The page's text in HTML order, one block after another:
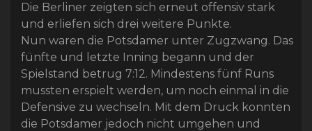
Die Berliner zeigten sich erneut offensiv stark
und erliefen sich drei weitere Punkte.
Nun waren die Potsdamer unter Zugzwang. Das
fünfte und letzte Inning begann und der
Spielstand betrug 7:12. Mindestens fünf Runs
mussten erspielt werden, um noch einmal in die
Defensive zu wechseln. Mit dem Druck konnten
die Potsdamer jedoch nicht umgehen und